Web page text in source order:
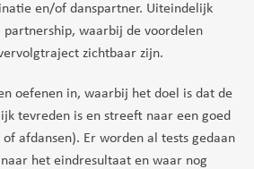
en/of danspartner. Uiteindelijk
partnership, waarbij de voordelen
zichtbaar zijn.
oefenen in, waarbij het doel is dat de
tevreden is en streeft naar een goed
afdansen). Er worden al tests gedaan
het eindresultaat en waar nog